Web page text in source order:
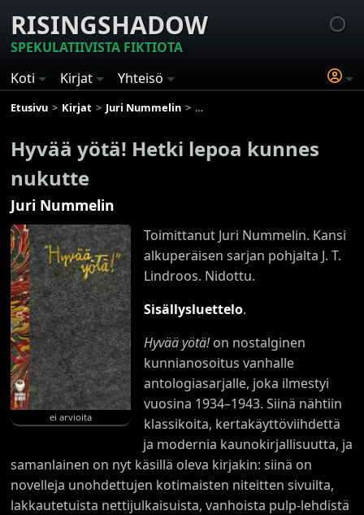
RISINGSHADOW
SPEKULATIIVISTA FIKTIOTA
Koti
Kirjat Yhteisö
Etusivu Kirjat Juri Nummelin Hyvää yötä! Hetki lepoa kunnes
Hyvää yötä! Hetki lepoa kunnes
nukutte
Juri Nummelin
ei arvioita
Toimittanut Juri Nummelin. Kansi
alkuperäisen sarjan pohjalta J. T.
Lindroos. Nidottu.
Sisällysluettelo.
Hyvää yötä!on nostalginen
kunnianosoitus vanhalle
antologiasarjalle, joka ilmestyi
vuosina 1934–1943. Siinä nähtiin
klassikoita, kertakäyttöviihdettä
ja modernia kaunokirjallisuutta, ja
samanlainen on nyt käsillä oleva kirjakin: siinä on
novelleja unohdettujen kotimaisten niteitten sivuilta,
lakkautetuista nettijulkaisuista, vanhoista pulp-lehdistä